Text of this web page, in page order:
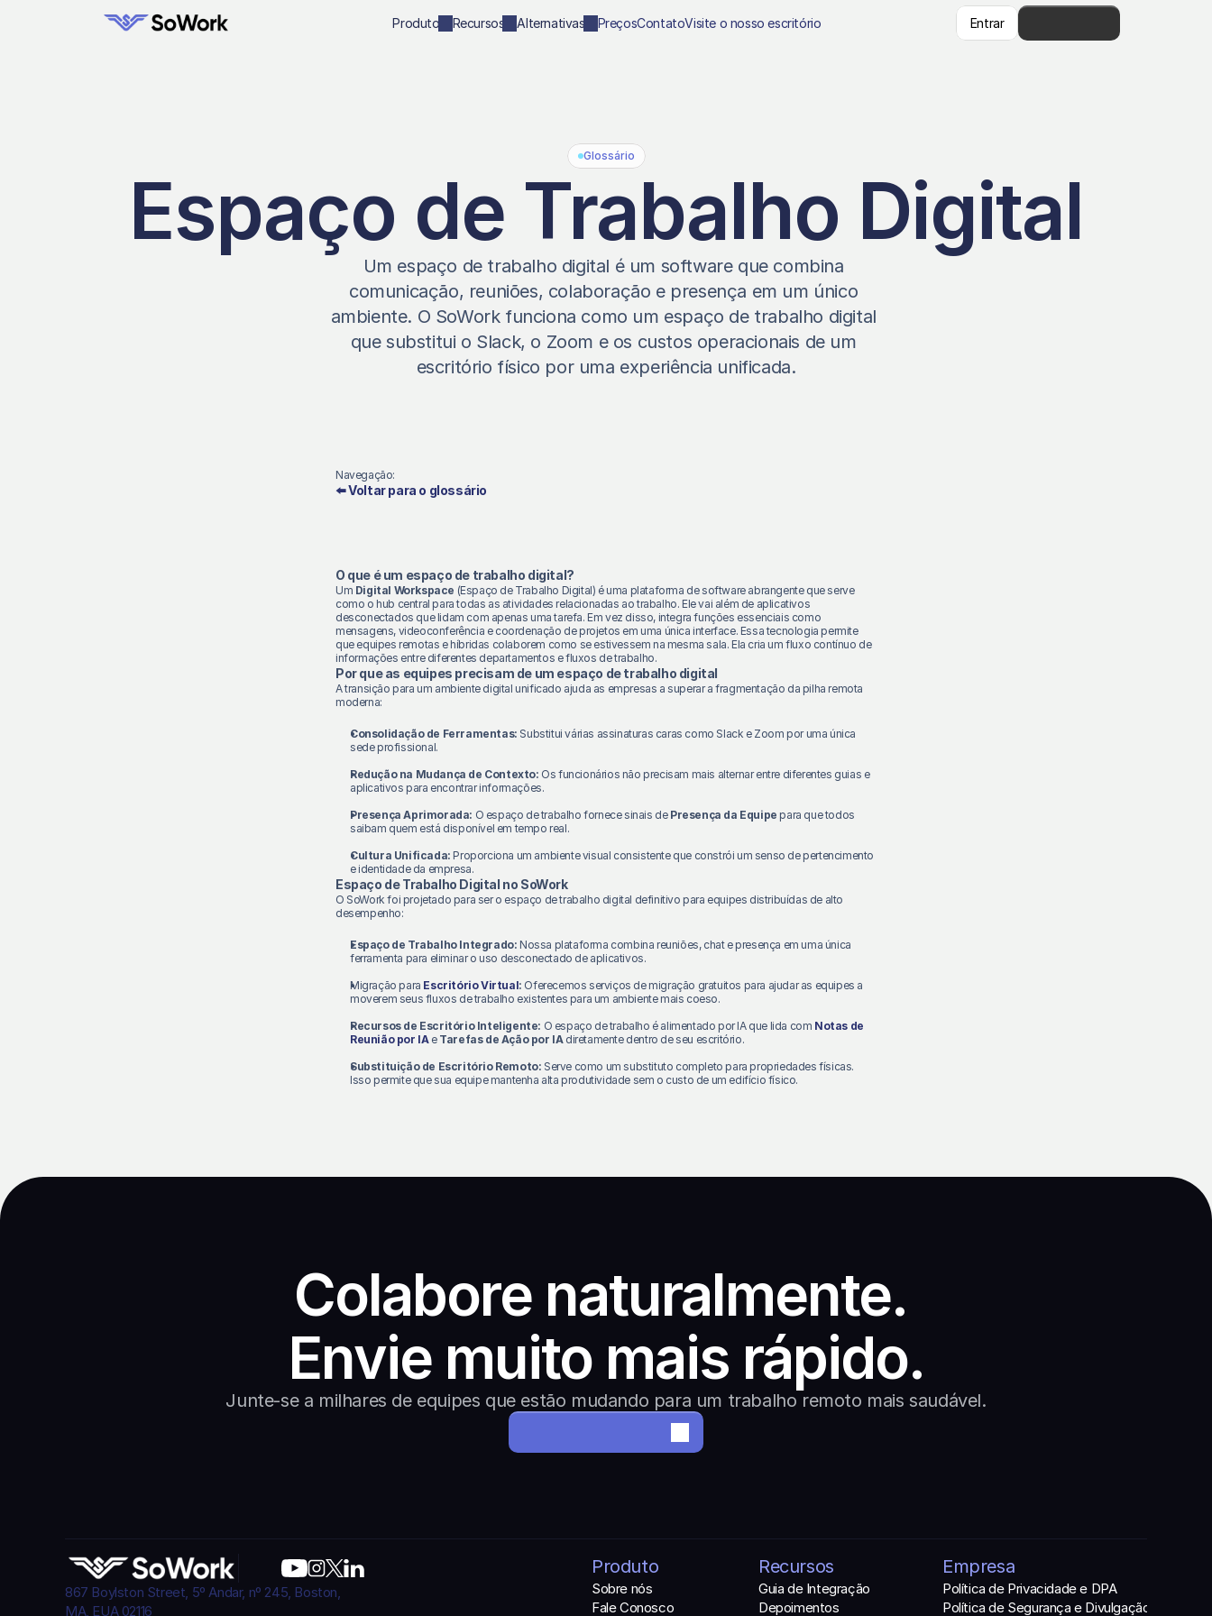
Produto Recursos Alternativas PreçosContatoVisite o nosso escritório Entrar
Glossário
Espaço de Trabalho Digital
Um espaço de trabalho digital é um software que combina
comunicação, reuniões, colaboração e presença em um único
ambiente. O SoWork funciona como um espaço de trabalho digital
que substitui o Slack, o Zoom e os custos operacionais de um
escritório físico por uma experiência unificada.
Navegação:
⬅️ Voltar para o glossário
O que é um espaço de trabalho digital?
Um Digital Workspace (Espaço de Trabalho Digital) é uma plataforma de software abrangente que serve
como o hub central para todas as atividades relacionadas ao trabalho. Ele vai além de aplicativos
desconectados que lidam com apenas uma tarefa. Em vez disso, integra funções essenciais como
mensagens, videoconferência e coordenação de projetos em uma única interface. Essa tecnologia permite
que equipes remotas e híbridas colaborem como se estivessem na mesma sala. Ela cria um fluxo contínuo de
informações entre diferentes departamentos e fluxos de trabalho.
Por que as equipes precisam de um espaço de trabalho digital
A transição para um ambiente digital unificado ajuda as empresas a superar a fragmentação da pilha remota
moderna:
Consolidação de Ferramentas: Substitui várias assinaturas caras como Slack e Zoom por uma única
sede profissional.
Redução na Mudança de Contexto: Os funcionários não precisam mais alternar entre diferentes guias e
aplicativos para encontrar informações.
Presença Aprimorada: O espaço de trabalho fornece sinais de Presença da Equipe para que todos
saibam quem está disponível em tempo real.
Cultura Unificada: Proporciona um ambiente visual consistente que constrói um senso de pertencimento
e identidade da empresa.
Espaço de Trabalho Digital no SoWork
O SoWork foi projetado para ser o espaço de trabalho digital definitivo para equipes distribuídas de alto
desempenho:
Espaço de Trabalho Integrado: Nossa plataforma combina reuniões, chat e presença em uma única
ferramenta para eliminar o uso desconectado de aplicativos.
Migração para Escritório Virtual: Oferecemos serviços de migração gratuitos para ajudar as equipes a
moverem seus fluxos de trabalho existentes para um ambiente mais coeso.
Recursos de Escritório Inteligente: O espaço de trabalho é alimentado por IA que lida com Notas de
Reunião por IAe Tarefas de Ação por IAdiretamente dentro de seu escritório.
Substituição de Escritório Remoto: Serve como um substituto completo para propriedades físicas.
Isso permite que sua equipe mantenha alta produtividade sem o custo de um edifício físico.
Colabore naturalmente.
Envie muito mais rápido.
Junte-se a milhares de equipes que estão mudando para um trabalho remoto mais saudável.
867 Boylston Street, 5º Andar, nº 245, Boston,
MA, EUA 02116
Produto
Sobre nós
Fale Conosco
Recursos
Guia de Integração
Depoimentos
Empresa
Política de Privacidade e DPA
Política de Segurança e Divulgação